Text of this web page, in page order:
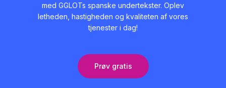
med GGLOTs spanske undertekster. Oplev
letheden, hastigheden og kvaliteten af vores
tjenester i dag!
Prøv gratis